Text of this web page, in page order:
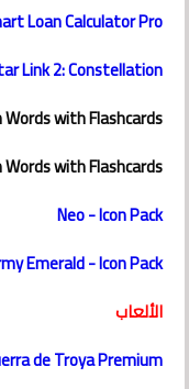
Loan Calculator Pro
Link 2: Constellation
with Flashcards
with Flashcards
Neo - Icon Pack
Emerald - Icon Pack
الألعاب
de Troya Premium